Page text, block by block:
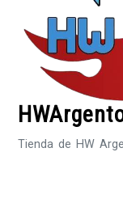
Tienda de HW